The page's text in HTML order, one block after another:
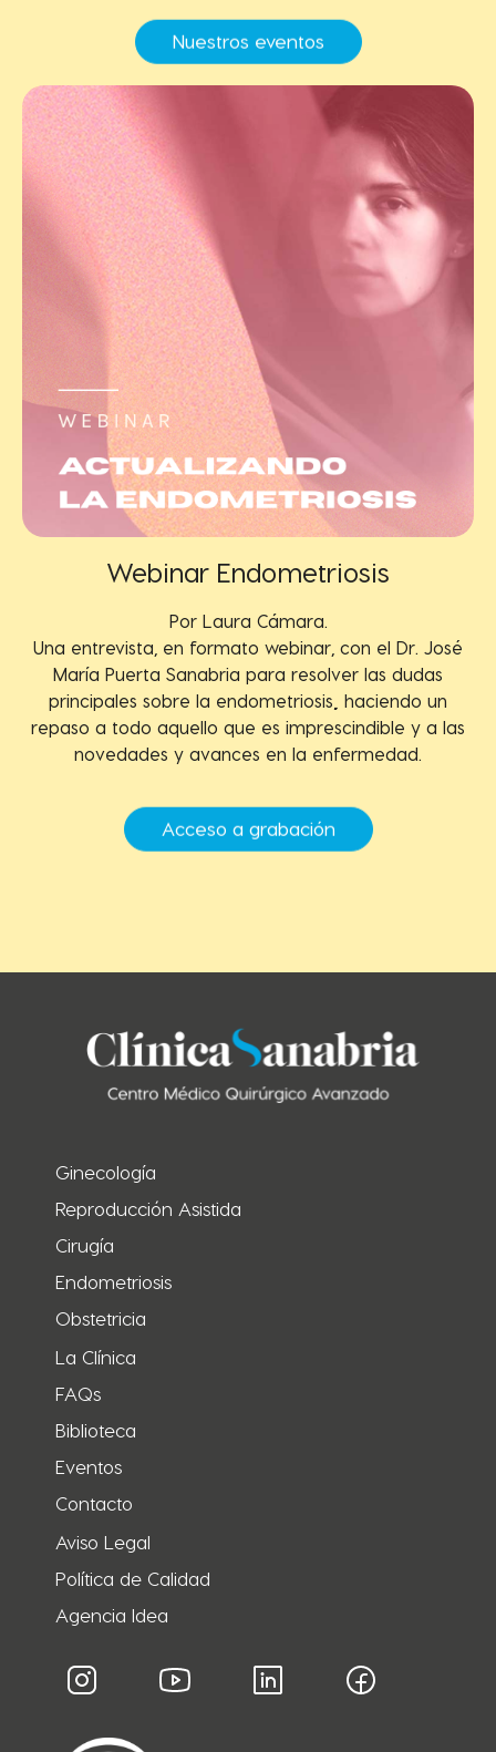
Nuestros eventos
Webinar Endometriosis
Por Laura Cámara.
Una entrevista, en formato webinar, con el Dr. José
María Puerta Sanabria para resolver las dudas
principales sobre la endometriosis haciendo un
repaso a todo aquello que es imprescindible y a las
novedades y avances en la enfermedad.
Acceso a grabación
Ginecología
Reproducción Asistida
Cirugía
Endometriosis
Obstetricia
La Clínica
FAQs
Biblioteca
Eventos
Contacto
Aviso Legal
Política de Calidad
Agencia Idea